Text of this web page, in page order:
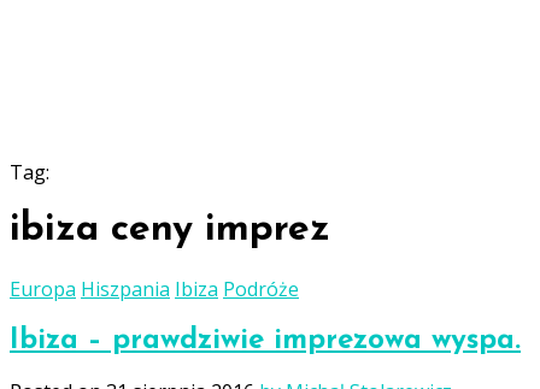
Tag:
ibiza ceny imprez
Europa Hiszpania Ibiza Podróże
Ibiza – prawdziwie imprezowa wyspa.